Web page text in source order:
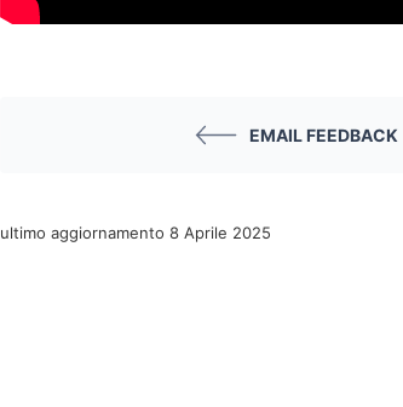
EMAIL FEEDBACK
ultimo aggiornamento 8 Aprile 2025